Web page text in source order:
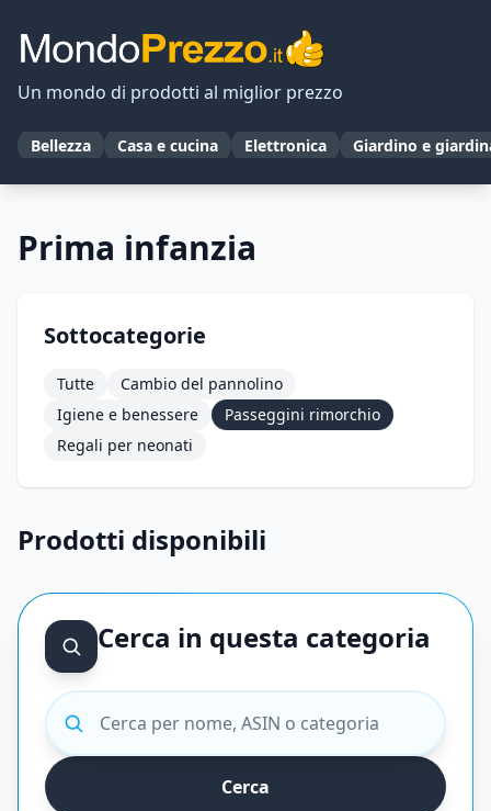
Un mondo di prodotti al miglior prezzo
Bellezza Casa e cucina Elettronica Giardino e
Prima infanzia
Sottocategorie
Tutte
Cambio del pannolino
Igiene e benessere
Passeggini rimorchio
Regali per neonati
Prodotti disponibili
Cerca in questa categoria
Cerca prodotti
Cerca